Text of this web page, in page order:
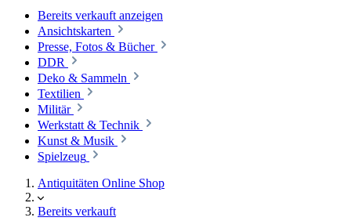
Bereits verkauft anzeigen
Ansichtskarten
Presse, Fotos & Bücher
DDR
Deko & Sammeln
Textilien
Militär
Werkstatt & Technik
Kunst & Musik
Spielzeug
Antiquitäten Online Shop
Bereits verkauft